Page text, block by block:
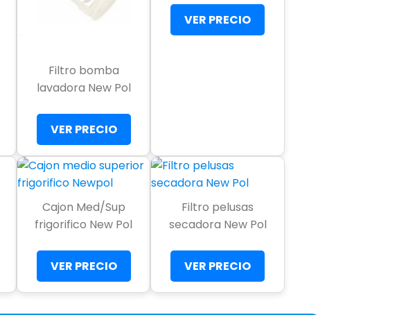
Filtro bomba
lavadora New Pol
VER PRECIO
VER PRECIO
Cajon Med/Sup
frigorifico New Pol
VER PRECIO
Filtro pelusas
secadora New Pol
VER PRECIO